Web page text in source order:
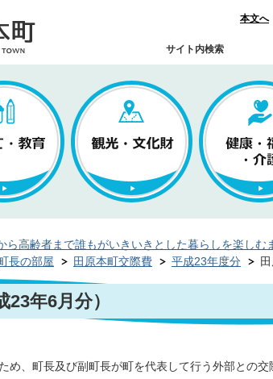
本文へ
サイト内検索
ら高齢者まで誰もがいきいきとした暮らしを楽しむ
長の部屋 田原本町交際費 平成23年度分
年6月分）
め、町長及び副町長が町を代表して行う外部との交